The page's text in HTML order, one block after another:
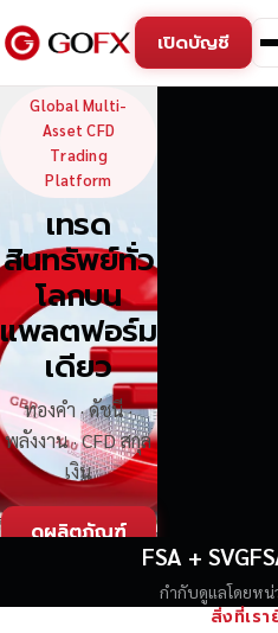
เปิดบัญชี
GoFX —
Global Multi-
Asset CFD
Trading
Platform
เทรด
สินทรัพย์ทั่ว
โลกบน
แพลตฟอร์ม
เดียว
ทองคำ · ดัชนี ·
พลังงาน · CFD สกุล
เงิน
ดูผลิตภัณฑ์
FSA +
กำกับดูแลโดยหน่
สิ่งที่เร